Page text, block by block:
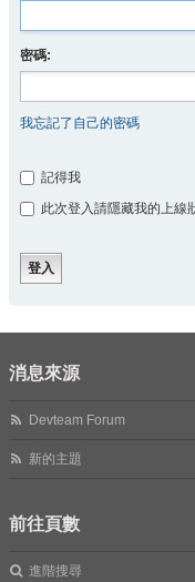
密碼:
我忘記了自己的密碼
記得我
此次登入請隱藏我的上線
消息來源
Devteam Forum
新的主題
前往頁數
進階搜尋